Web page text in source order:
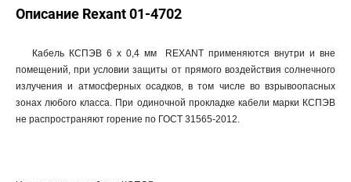
Описание Rexant 01-4702
Кабель КCПЭB 6 х 0,4 мм REXANT применяются внутри и вне
помещений, при условии защиты от прямого воздействия солнечного
излучения и атмосферных осадков, в том числе во взрывоопасных
зонах любого класса. При одиночной прокладке кабели марки КСПЭВ
не распространяют горение по ГОСТ 31565-2012.